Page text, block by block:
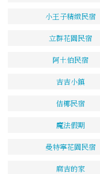
小王子精緻民宿
立群花園民宿
阿土伯民宿
吉吉小鎮
佶椰民宿
魔法假期
曼特寧花園民宿
麻吉的家